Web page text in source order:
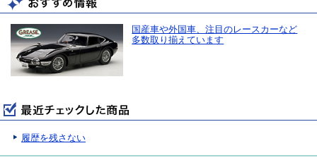
国産車や外国車、注目のレースカーなど
多数取り揃えています
履歴を残さない